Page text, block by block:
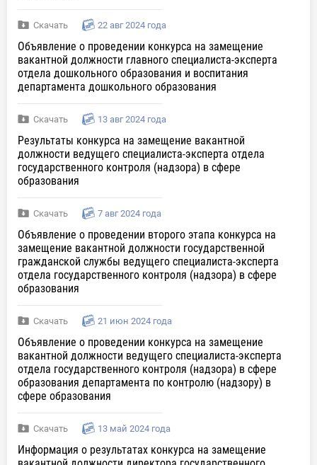
Скачать 22 авг 2024 года
Объявление о проведении конкурса на замещение
вакантной должности главного специалиста-эксперта
отдела дошкольного образования и воспитания
департамента дошкольного образования
Скачать 13 авг 2024 года
Результаты конкурса на замещение вакантной
должности ведущего специалиста-эксперта отдела
государственного контроля (надзора) в сфере
образования
Скачать 7 авг 2024 года
Объявление о проведении второго этапа конкурса на
замещение вакантной должности государственной
гражданской службы ведущего специалиста-эксперта
отдела государственного контроля (надзора) в сфере
образования
Скачать 21 июн 2024 года
Объявление о проведении конкурса на замещение
вакантной должности ведущего специалиста-эксперта
отдела государственного контроля (надзора) в сфере
образования департамента по контролю (надзору) в
сфере образования
Скачать 13 май 2024 года
Информация о результатах конкурса на замещение